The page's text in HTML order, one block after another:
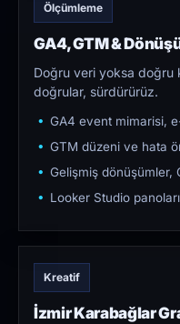
Ölçümleme
GA4, GTM &
Doğru veri yoksa doğru
doğrular, sürdürürüz.
GA4 event mimarisi,
GTM düzeni ve hata
Gelişmiş dönüşümler,
Looker Studio
Kreatif
İzmir Karabağlar